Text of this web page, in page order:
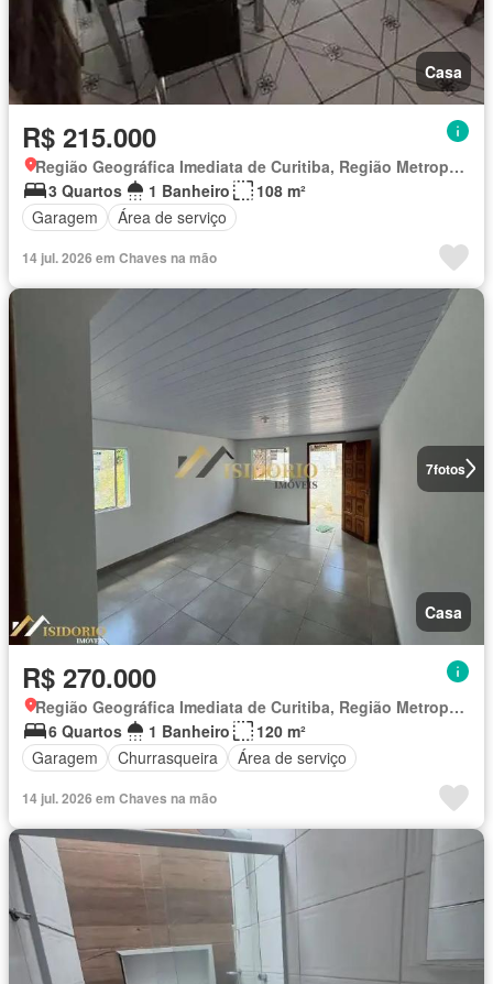
Casa
R$ 215.000
Região Geográfica Imediata de Curitiba, Região Metropolitana de Curitiba
3 Quartos
1 Banheiro
108 m²
Garagem
Área de serviço
14 jul. 2026 em Chaves na mão
7fotos
Casa
R$ 270.000
Região Geográfica Imediata de Curitiba, Região Metropolitana de Curitiba
6 Quartos
1 Banheiro
120 m²
Garagem
Churrasqueira Área de serviço
14 jul. 2026 em Chaves na mão